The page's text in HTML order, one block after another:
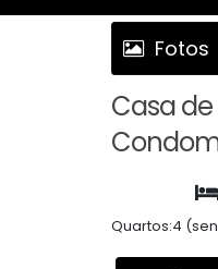
Fotos
Casa
Quartos:4